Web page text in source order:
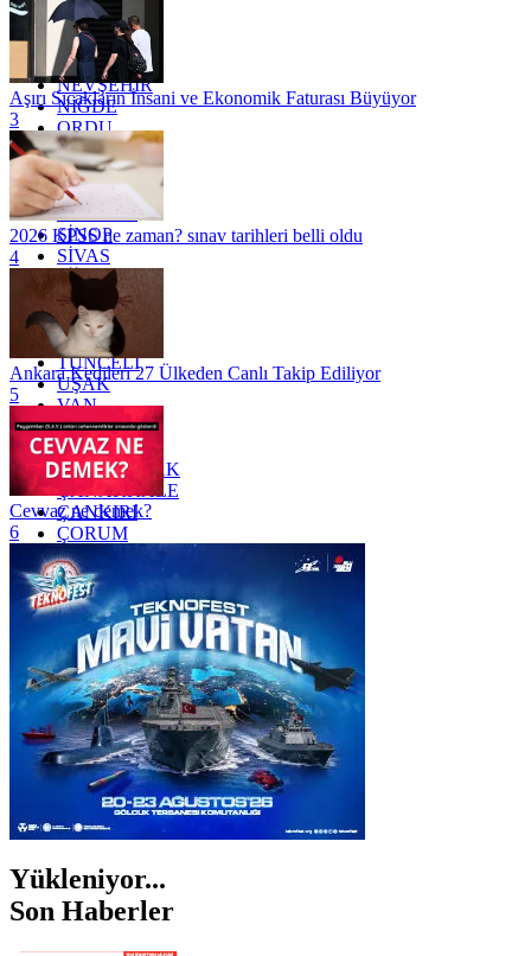
MERSİN
MUĞLA
MUŞ
NEVŞEHİR
NİĞDE
ORDU
OSMANİYE
RİZE
SAKARYA
SAMSUN
SİNOP
SİVAS
SİİRT
TEKİRDAĞ
TOKAT
TRABZON
TUNCELİ
UŞAK
VAN
YALOVA
YOZGAT
ZONGULDAK
ÇANAKKALE
ÇANKIRI
ÇORUM
İSTANBUL
İZMİR
ŞANLIURFA
ŞIRNAK
Aşırı Sıcakların İnsani ve Ekonomik Faturası Büyüyor
3
2026 KPSS ne zaman? sınav tarihleri belli oldu
4
Ankara Kedileri 27 Ülkeden Canlı Takip Ediliyor
5
Cevvaz ne demek?
6
Yükleniyor...
Son Haberler